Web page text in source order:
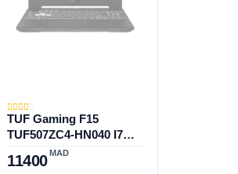
TUF Gaming F15
TUF507ZC4-HN040 I7
12700H|16GB|512GB|RT
X 3050
11400 MAD